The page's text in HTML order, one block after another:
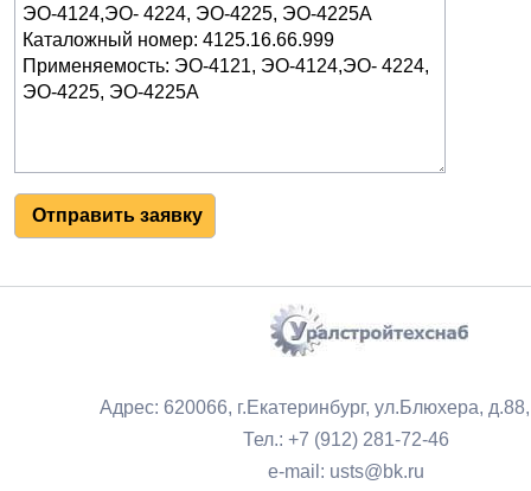
Адрес: 620066, г.Екатеринбург, ул.Блюхера,
Тел.: +7 (912) 281-72-46
e-mail: usts@bk.ru